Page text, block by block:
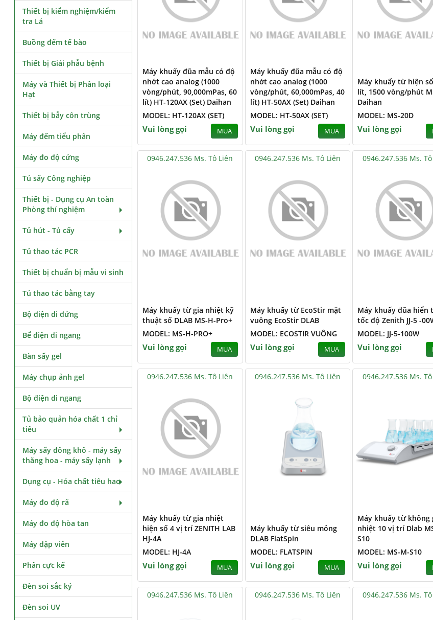
Máy khuấy đũa mẫu có độ
nhớt cao analog (1000
vòng/phút, 90,000mPas, 60
lít) HT-120AX (Set) Daihan
MODEL: HT-120AX (SET)
Vui lòng gọi MUA
Máy khuấy đũa mẫu có độ
nhớt cao analog (1000
vòng/phút, 60,000mPas, 40
lít) HT-50AX (Set) Daihan
MODEL: HT-50AX (SET)
Vui lòng gọi MUA
Máy khuấy từ hiện
lít, 1500 vòng/phút
Daihan
MODEL: MS-20D
Vui lòng gọi
0946.247.536 Ms. Tô Liên
Máy khuấy từ gia nhiệt kỹ
thuật số DLAB MS-H-Pro+
MODEL: MS-H-PRO+
Vui lòng gọi MUA
0946.247.536 Ms. Tô Liên
Máy khuấy từ EcoStir mặt
vuông EcoStir DLAB
MODEL: ECOSTIR VUÔNG
Vui lòng gọi MUA
0946.247.536 Ms.
Máy khuấy đũa hiển
tốc độ Zenith JJ-5 -
MODEL: JJ-5-100W
Vui lòng gọi
0946.247.536 Ms. Tô Liên
Máy khuấy từ gia nhiệt
hiện số 4 vị trí ZENITH LAB
HJ-4A
MODEL: HJ-4A
Vui lòng gọi MUA
0946.247.536 Ms. Tô Liên
Máy khuấy từ siêu mỏng
DLAB FlatSpin
MODEL: FLATSPIN
Vui lòng gọi MUA
0946.247.536 Ms.
Máy khuấy từ không
nhiệt 10 vị trí Dlab
S10
MODEL: MS-M-S10
Vui lòng gọi
0946.247.536 Ms. Tô Liên 0946.247.536 Ms. Tô Liên 0946.247.536 Ms.
Thiết bị kiểm nghiệm/kiểm
tra Lá
Buồng đếm tế bào
Thiết bị Giải phẫu bệnh
Máy và Thiết bị Phân loại
Hạt
Thiết bị bẫy côn trùng
Máy đếm tiểu phân
Máy đo độ cứng
Tủ sấy Công nghiệp
Thiết bị - Dụng cụ An toàn
Phòng thí nghiệm
Tủ hút - Tủ cấy
Tủ thao tác PCR
Thiết bị chuẩn bị mẫu vi sinh
Tủ thao tác bằng tay
Bộ điện di đứng
Bể điện di ngang
Bàn sấy gel
Máy chụp ảnh gel
Bộ điện di ngang
Tủ bảo quản hóa chất 1 chỉ
tiêu
Máy sấy đông khô - máy sấy
thăng hoa - máy sấy lạnh
Dụng cụ - Hóa chất tiêu hao
Máy đo độ rã
Máy đo độ hòa tan
Máy dập viên
Phân cực kế
Đèn soi sắc ký
Đèn soi UV